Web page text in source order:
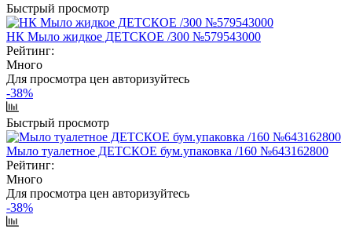
Быстрый просмотр
НК Мыло жидкое ДЕТСКОЕ /300 №579543000
Рейтинг:
Много
Для просмотра цен авторизуйтесь
-38%
Быстрый просмотр
Мыло туалетное ДЕТСКОЕ бум.упаковка /160 №643162800
Рейтинг:
Много
Для просмотра цен авторизуйтесь
-38%